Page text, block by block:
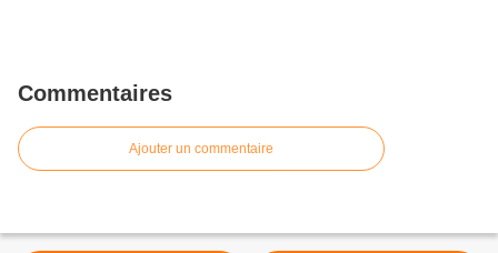
Commentaires
Ajouter un commentaire